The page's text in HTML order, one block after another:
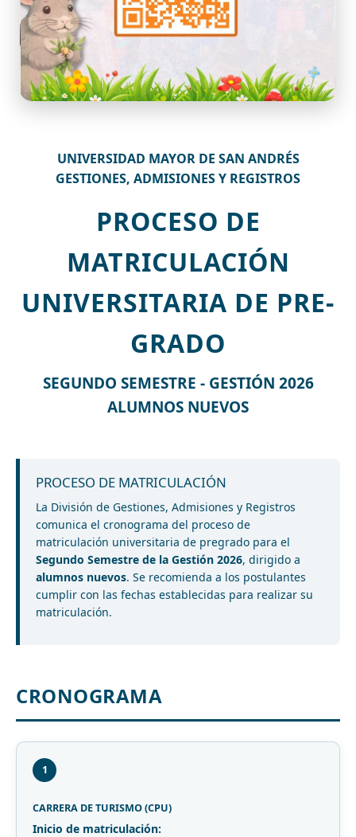
UNIVERSIDAD MAYOR DE SAN ANDRÉS
GESTIONES, ADMISIONES Y REGISTROS
PROCESO DE
MATRICULACIÓN
UNIVERSITARIA DE PRE-
GRADO
SEGUNDO SEMESTRE - GESTIÓN 2026
ALUMNOS NUEVOS
PROCESO DE MATRICULACIÓN
La División de Gestiones, Admisiones y Registros
comunica el cronograma del proceso de
matriculación universitaria de pregrado para el
Segundo Semestre de la Gestión 2026, dirigido a
alumnos nuevos. Se recomienda a los postulantes
cumplir con las fechas establecidas para realizar su
matriculación.
CRONOGRAMA
1
CARRERA DE TURISMO (CPU)
Inicio de matriculación: